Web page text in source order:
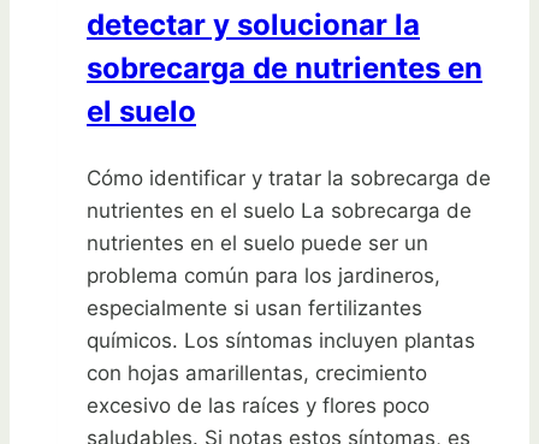
detectar y solucionar la
sobrecarga de nutrientes en
el suelo
Cómo identificar y tratar la sobrecarga de
nutrientes en el suelo La sobrecarga de
nutrientes en el suelo puede ser un
problema común para los jardineros,
especialmente si usan fertilizantes
químicos. Los síntomas incluyen plantas
con hojas amarillentas, crecimiento
excesivo de las raíces y flores poco
saludables. Si notas estos síntomas, es